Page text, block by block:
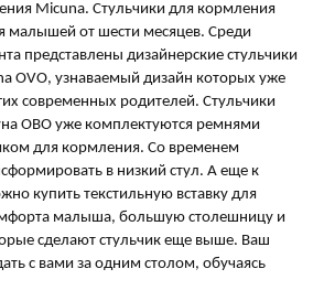
Micuna. Стульчики для кормления
малышей от шести месяцев. Среди
представлены дизайнерские стульчики
OVO, узнаваемый дизайн которых уже
современных родителей. Стульчики
ОВО уже комплектуются ремнями
для кормления. Со временем
в низкий стул. А еще к
купить текстильную вставку для
малыша, большую столешницу и
сделают стульчик еще выше. Ваш
с вами за одним столом, обучаясь